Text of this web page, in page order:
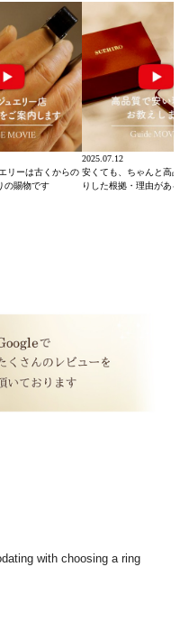
リーは古くからの
の賜物です
2025.07.12
安くても、ちゃんと高
りした根拠・理由があ
with choosing a ring